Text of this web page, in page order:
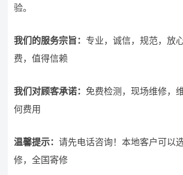
验。
我们的服务宗旨：专业，诚信，规范，放
费，值得信赖
我们对顾客承诺： 免费检测，现场维修，
何费用
温馨提示：请先电话咨询！本地客户可以
修，全国寄修